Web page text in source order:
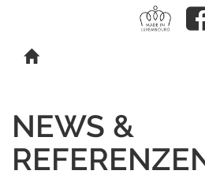
NEWS &